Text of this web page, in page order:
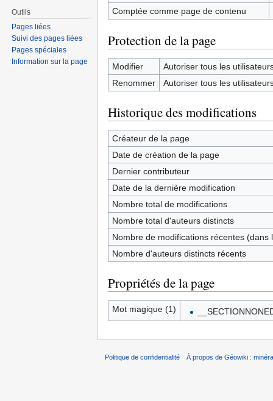
Comptée comme page de contenu
Protection de la page
Modifier
Autoriser tous les
Renommer
Autoriser tous les
Historique des modifications
Créateur de la page
Date de création de la page
Dernier contributeur
Date de la dernière modification
Nombre total de modifications
Nombre total d'auteurs distincts
Nombre de modifications récentes (dans
Nombre d'auteurs distincts récents
Propriétés de la page
Mot magique (1)
Outils
Pages liées
Suivi des pages liées
Pages spéciales
Information sur la page
Politique de confidentialité À propos de Géowiki :